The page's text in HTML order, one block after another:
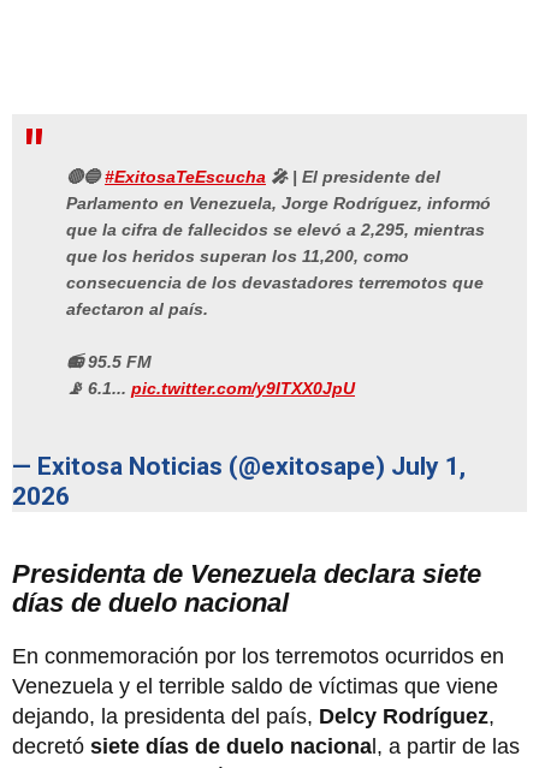
🔴🔵#ExitosaTeEscucha 🎤 | El presidente del
Parlamento en Venezuela, Jorge Rodríguez, informó
que la cifra de fallecidos se elevó a 2,295, mientras
que los heridos superan los 11,200, como
consecuencia de los devastadores terremotos que
afectaron al país.
📻 95.5 FM
📡 6.1... pic.twitter.com/y9ITXX0JpU
— Exitosa Noticias (@exitosape) July 1,
2026
Presidenta de Venezuela declara siete
días de duelo nacional
En conmemoración por los terremotos ocurridos en
Venezuela y el terrible saldo de víctimas que viene
dejando, la presidenta del país, Delcy Rodríguez,
decretó siete días de duelo naciona l, a partir de las